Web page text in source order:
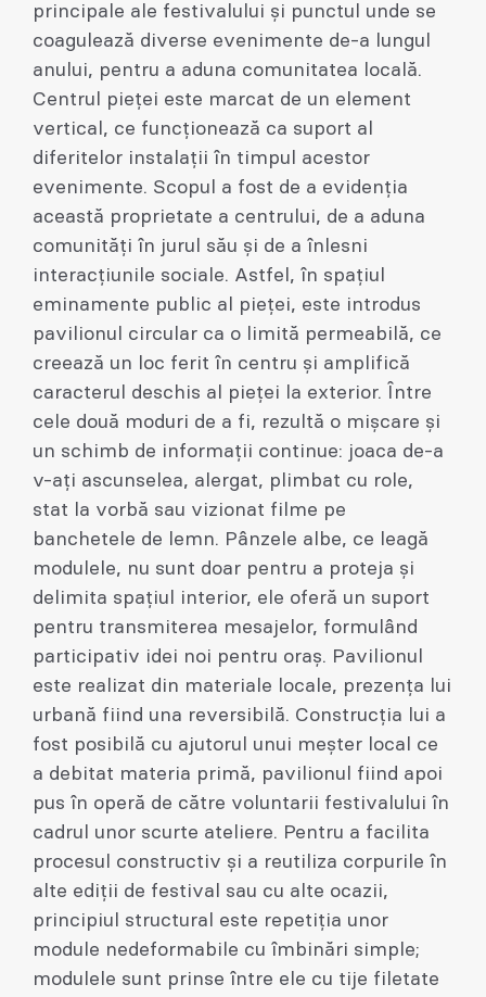
principale ale festivalului și punctul unde se
coagulează diverse evenimente de-a lungul
anului, pentru a aduna comunitatea locală.
Centrul pieței este marcat de un element
vertical, ce funcționează ca suport al
diferitelor instalații în timpul acestor
evenimente. Scopul a fost de a evidenția
această proprietate a centrului, de a aduna
comunități în jurul său și de a înlesni
interacțiunile sociale. Astfel, în spațiul
eminamente public al pieței, este introdus
pavilionul circular ca o limită permeabilă, ce
creează un loc ferit în centru și amplifică
caracterul deschis al pieței la exterior. Între
cele două moduri de a fi, rezultă o mișcare și
un schimb de informații continue: joaca de-a
v-ați ascunselea, alergat, plimbat cu role,
stat la vorbă sau vizionat filme pe
banchetele de lemn. Pânzele albe, ce leagă
modulele, nu sunt doar pentru a proteja și
delimita spațiul interior, ele oferă un suport
pentru transmiterea mesajelor, formulând
participativ idei noi pentru oraș. Pavilionul
este realizat din materiale locale, prezența lui
urbană fiind una reversibilă. Construcția lui a
fost posibilă cu ajutorul unui meșter local ce
a debitat materia primă, pavilionul fiind apoi
pus în operă de către voluntarii festivalului în
cadrul unor scurte ateliere. Pentru a facilita
procesul constructiv și a reutiliza corpurile în
alte ediții de festival sau cu alte ocazii,
principiul structural este repetiția unor
module nedeformabile cu îmbinări simple;
modulele sunt prinse între ele cu tije filetate